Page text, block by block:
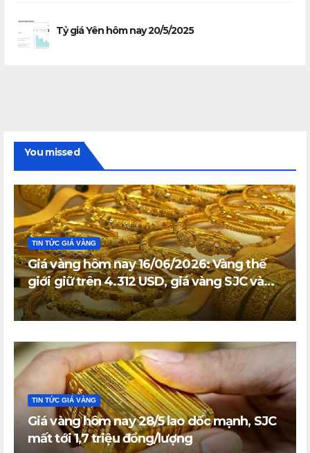
Tỷ giá Yên hôm nay 20/5/2025
You missed
TIN TỨC GIÁ VÀNG
Giá vàng hôm nay 16/06/2026: Vàng thế
giới giữ trên 4.312 USD, giá vàng SJC và
vàng nhẫn trong nước đi ngang
TIN TỨC GIÁ VÀNG
Giá vàng hôm nay 28/5 lao dốc mạnh, SJC
mất tới 1,7 triệu đồng/lượng